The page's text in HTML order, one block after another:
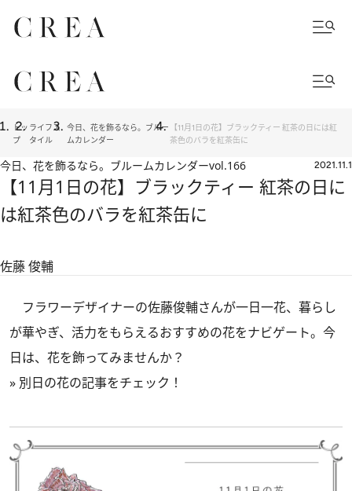
トッ
プ
ライフス
タイル
今日、花を飾るなら。ブルー
ムカレンダー
【11月1日の花】ブラックティー 紅茶の日には紅
茶色のバラを紅茶缶に
今日、花を飾るなら。ブルームカレンダーvol.166 2021.11.1
【11月1日の花】ブラックティー 紅茶の日に
は紅茶色のバラを紅茶缶に
佐藤 俊輔
フラワーデザイナーの佐藤俊輔さんが一日一花、暮らし
が華やぎ、活力をもらえるおすすめの花をナビゲート。今
日は、花を飾ってみませんか？
» 別日の花の記事をチェック！